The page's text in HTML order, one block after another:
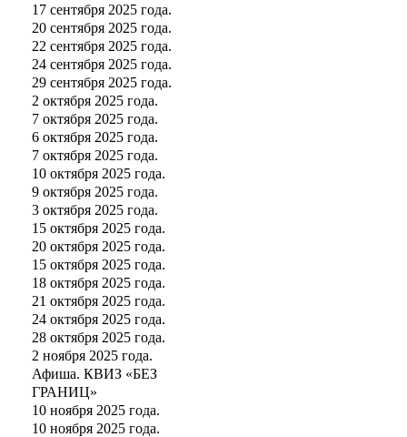
17 сентября 2025 года.
20 сентября 2025 года.
22 сентября 2025 года.
24 сентября 2025 года.
29 сентября 2025 года.
2 октября 2025 года.
7 октября 2025 года.
6 октября 2025 года.
7 октября 2025 года.
10 октября 2025 года.
9 октября 2025 года.
3 октября 2025 года.
15 октября 2025 года.
20 октября 2025 года.
15 октября 2025 года.
18 октября 2025 года.
21 октября 2025 года.
24 октября 2025 года.
28 октября 2025 года.
2 ноября 2025 года.
Афиша. КВИЗ «БЕЗ
ГРАНИЦ»
10 ноября 2025 года.
10 ноября 2025 года.